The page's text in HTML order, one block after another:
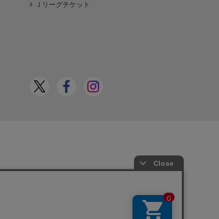
Ｊリーグチケット